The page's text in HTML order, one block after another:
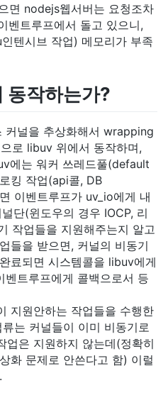
면 nodejs웹서버는 요청조차
벤트루프에서 돌고 있으니,
텐시브 작업) 메모리가 부족
작하는가?
커널을 추상화해서 wrapping
로 libuv 위에서 동작하며,
에는 워커 쓰레드풀(default
킹 작업(api콜, DB
이벤트루프가 uv_io에게 내
단(윈도우의 경우 IOCP, 리
작업들을 지원해주는지 알고
들을 받으면, 커널의 비동기
료되면 시스템콜을 libuv에게
트루프에게 콜백으로서 등
지원안하는 작업들을 수행한
는 커널들이 이미 비동기로
업은 지원하지 않는데(정확히
화 문제로 안쓴다고 함) 이럴